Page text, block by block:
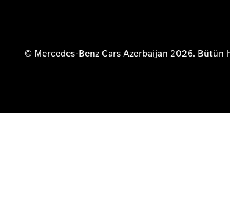
© Mercedes-Benz Cars Azerbaijan 2026. Bütün